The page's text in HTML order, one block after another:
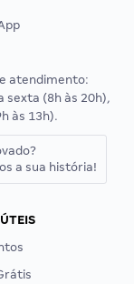
atendimento:
sexta (8h às 20h),
às 13h).
a sua história!